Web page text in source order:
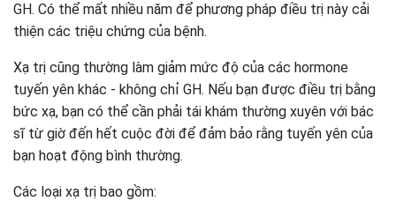
GH. Có thể mất nhiều năm để phương pháp điều trị này cải
thiện các triệu chứng của bệnh.
Xạ trị cũng thường làm giảm mức độ của các hormone
tuyến yên khác - không chỉ GH. Nếu bạn được điều trị bằng
bức xạ, bạn có thể cần phải tái khám thường xuyên với bác
sĩ từ giờ đến hết cuộc đời để đảm bảo rằng tuyến yên của
bạn hoạt động bình thường.
Các loại xạ trị bao gồm: